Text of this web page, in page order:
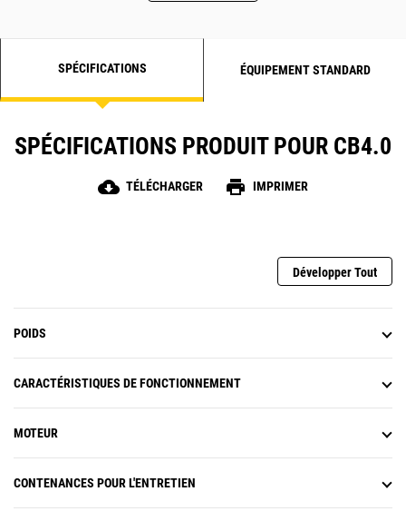
offre une plus large couverture.
SPÉCIFICATIONS ÉQUIPEMENT STANDARD
SPÉCIFICATIONS PRODUIT POUR CB4.0
cloud_download TÉLÉCHARGER print IMPRIMER
Développer Tout
POIDS
CARACTÉRISTIQUES DE FONCTIONNEMENT
MOTEUR
CONTENANCES POUR L'ENTRETIEN